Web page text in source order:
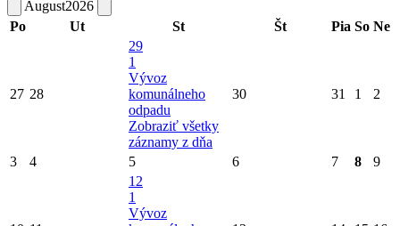
August2026
Po
Ut St Št Pia So Ne
27 28
29
1
Vývoz
komunálneho
odpadu
Zobraziť všetky
záznamy z dňa
30 31 1 2
3 4 5 6 7 8 9
12
1
Vývoz